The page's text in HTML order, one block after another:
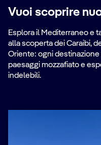
Vuoi scoprire
Esplora il Mediterraneo e
alla scoperta dei Caraibi,
Oriente: ogni
paesaggi mozzafiato e
indelebili.